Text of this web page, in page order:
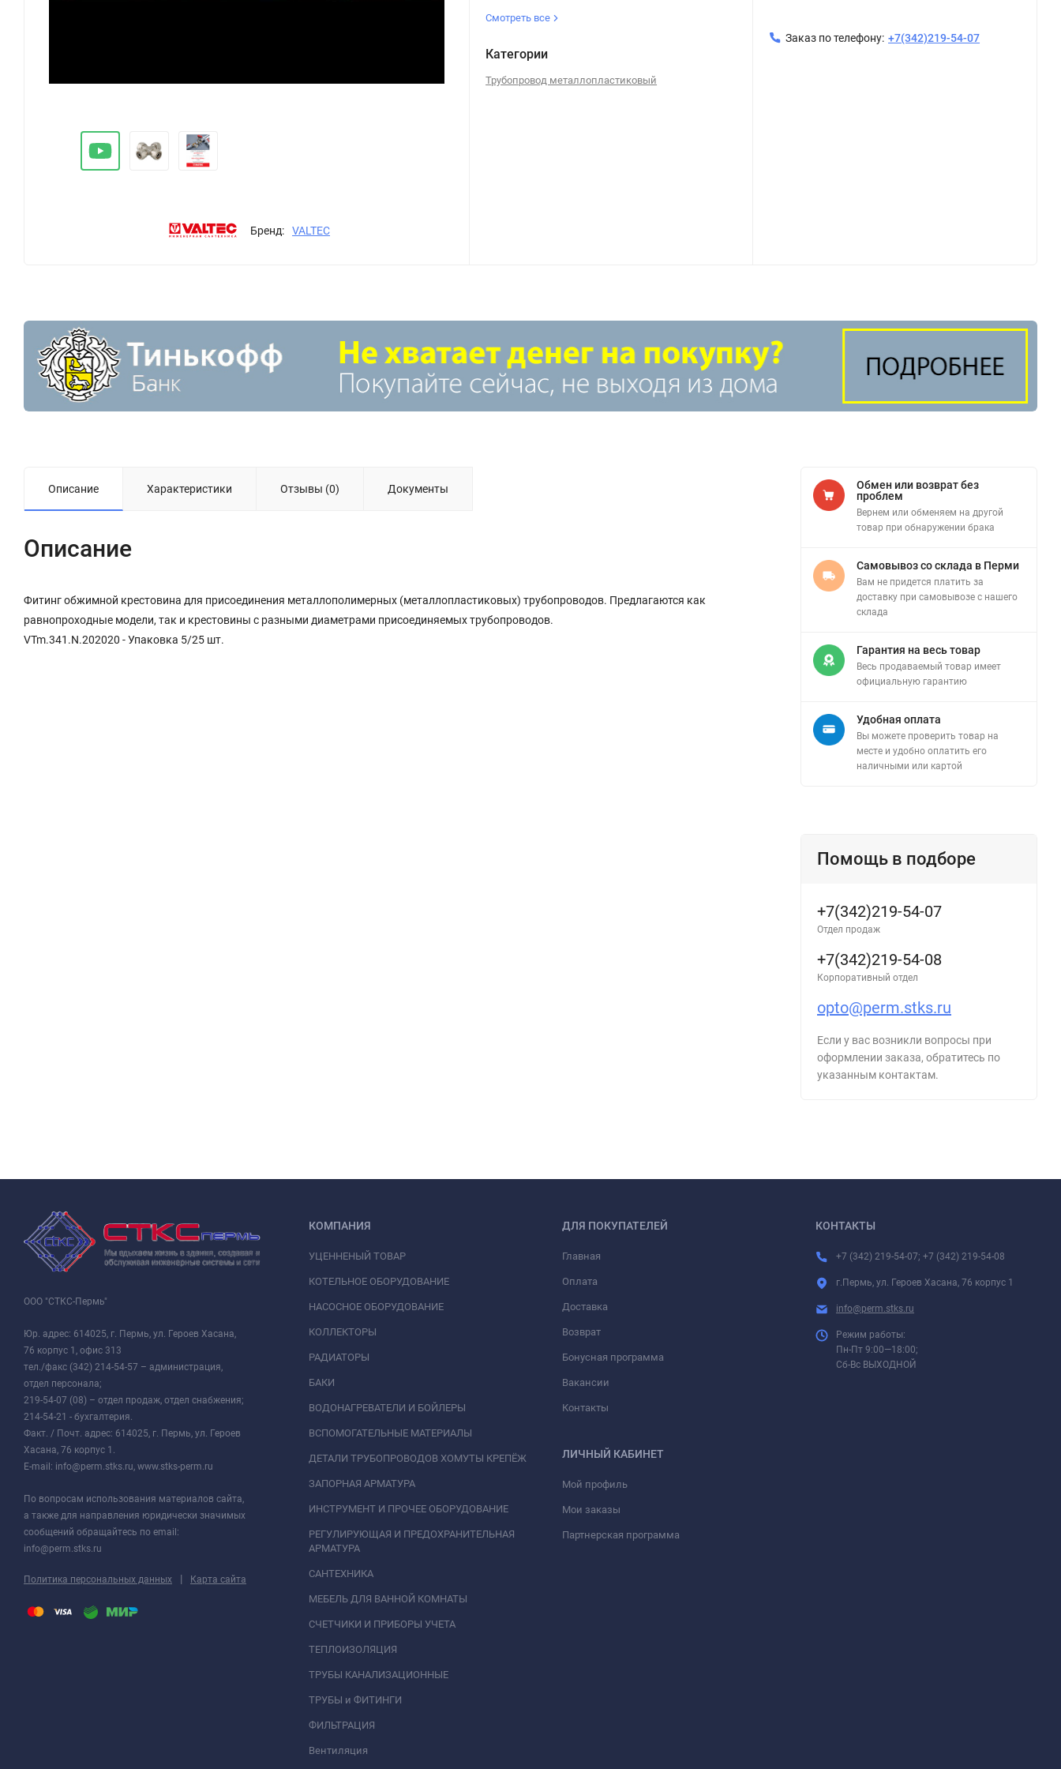
Бренд: VALTEC
Смотреть все
Категории
Трубопровод металлопластиковый
Заказ по телефону: +7(342)219-54-07
Описание Характеристики Отзывы (0) Документы
Описание
Фитинг обжимной крестовина для присоединения металлополимерных (металлопластиковых) трубопроводов. Предлагаются как
равнопроходные модели, так и крестовины с разными диаметрами присоединяемых трубопроводов.
VTm.341.N.202020 - Упаковка 5/25 шт.
Обмен или возврат без
проблем
Вернем или обменяем на другой
товар при обнаружении брака
Самовывоз со склада в Перми
Вам не придется платить за
доставку при самовывозе с нашего
склада
Гарантия на весь товар
Весь продаваемый товар имеет
официальную гарантию
Удобная оплата
Вы можете проверить товар на
месте и удобно оплатить его
наличными или картой
Помощь в подборе
+7(342)219-54-07
Отдел продаж
+7(342)219-54-08
Корпоративный отдел
opto@perm.stks.ru
Если у вас возникли вопросы при
оформлении заказа, обратитесь по
указанным контактам.
ООО "СТКС-Пермь"
Юр. адрес: 614025, г. Пермь, ул. Героев Хасана,
76 корпус 1, офис 313
тел./факс (342) 214-54-57 – администрация,
отдел персонала;
219-54-07 (08) – отдел продаж, отдел снабжения;
214-54-21 - бухгалтерия.
Факт. / Почт. адрес: 614025, г. Пермь, ул. Героев
Хасана, 76 корпус 1.
E-mail: info@perm.stks.ru, www.stks-perm.ru
По вопросам использования материалов сайта,
а также для направления юридически значимых
сообщений обращайтесь по email:
info@perm.stks.ru
Политика персональных данных | Карта сайта
КОМПАНИЯ
УЦЕННЕНЫЙ ТОВАР
КОТЕЛЬНОЕ ОБОРУДОВАНИЕ
НАСОСНОЕ ОБОРУДОВАНИЕ
КОЛЛЕКТОРЫ
РАДИАТОРЫ
БАКИ
ВОДОНАГРЕВАТЕЛИ И БОЙЛЕРЫ
ВСПОМОГАТЕЛЬНЫЕ МАТЕРИАЛЫ
ДЕТАЛИ ТРУБОПРОВОДОВ ХОМУТЫ КРЕПЁЖ
ЗАПОРНАЯ АРМАТУРА
ИНСТРУМЕНТ И ПРОЧЕЕ ОБОРУДОВАНИЕ
РЕГУЛИРУЮЩАЯ И ПРЕДОХРАНИТЕЛЬНАЯ
АРМАТУРА
САНТЕХНИКА
МЕБЕЛЬ ДЛЯ ВАННОЙ КОМНАТЫ
СЧЕТЧИКИ И ПРИБОРЫ УЧЕТА
ТЕПЛОИЗОЛЯЦИЯ
ТРУБЫ КАНАЛИЗАЦИОННЫЕ
ТРУБЫ и ФИТИНГИ
ФИЛЬТРАЦИЯ
Вентиляция
ДЛЯ ПОКУПАТЕЛЕЙ
Главная
Оплата
Доставка
Возврат
Бонусная программа
Вакансии
Контакты
ЛИЧНЫЙ КАБИНЕТ
Мой профиль
Мои заказы
Партнерская программа
КОНТАКТЫ
+7 (342) 219-54-07; +7 (342) 219-54-08
г.Пермь, ул. Героев Хасана, 76 корпус 1
info@perm.stks.ru
Режим работы:
Пн-Пт 9:00—18:00;
Сб-Вс ВЫХОДНОЙ